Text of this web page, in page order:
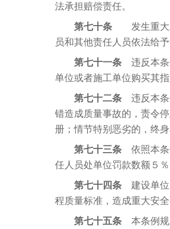
法承担赔偿责任。
第七十条 发生重大工
员和其他责任人员依法给
第七十一条 违反本条
单位或者施工单位购买其
第七十二条 违反本条
错造成质量事故的，责令
册；情节特别恶劣的，终
第七十三条 依照本条
任人员处单位罚款数额５
第七十四条 建设单位
程质量标准，造成重大安
第七十五条 本条例规